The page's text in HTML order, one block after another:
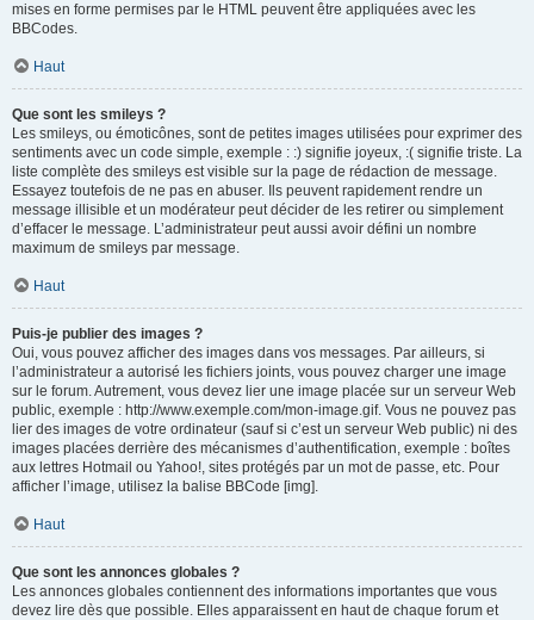
mises en forme permises par le HTML peuvent être appliquées avec les
BBCodes.
Haut
Que sont les smileys ?
Les smileys, ou émoticônes, sont de petites images utilisées pour exprimer des
sentiments avec un code simple, exemple : :) signifie joyeux, :( signifie triste. La
liste complète des smileys est visible sur la page de rédaction de message.
Essayez toutefois de ne pas en abuser. Ils peuvent rapidement rendre un
message illisible et un modérateur peut décider de les retirer ou simplement
d’effacer le message. L’administrateur peut aussi avoir défini un nombre
maximum de smileys par message.
Haut
Puis-je publier des images ?
Oui, vous pouvez afficher des images dans vos messages. Par ailleurs, si
l’administrateur a autorisé les fichiers joints, vous pouvez charger une image
sur le forum. Autrement, vous devez lier une image placée sur un serveur Web
public, exemple : http://www.exemple.com/mon-image.gif. Vous ne pouvez pas
lier des images de votre ordinateur (sauf si c’est un serveur Web public) ni des
images placées derrière des mécanismes d’authentification, exemple : boîtes
aux lettres Hotmail ou Yahoo!, sites protégés par un mot de passe, etc. Pour
afficher l’image, utilisez la balise BBCode [img].
Haut
Que sont les annonces globales ?
Les annonces globales contiennent des informations importantes que vous
devez lire dès que possible. Elles apparaissent en haut de chaque forum et